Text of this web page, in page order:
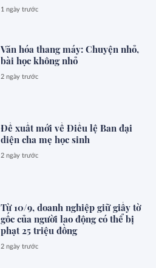
1 ngày trước
Văn hóa thang máy: Chuyện nhỏ,
bài học không nhỏ
2 ngày trước
Đề xuất mới về Điều lệ Ban đại
diện cha mẹ học sinh
2 ngày trước
Từ 10/9, doanh nghiệp giữ giấy tờ
gốc của người lao động có thể bị
phạt 25 triệu đồng
2 ngày trước